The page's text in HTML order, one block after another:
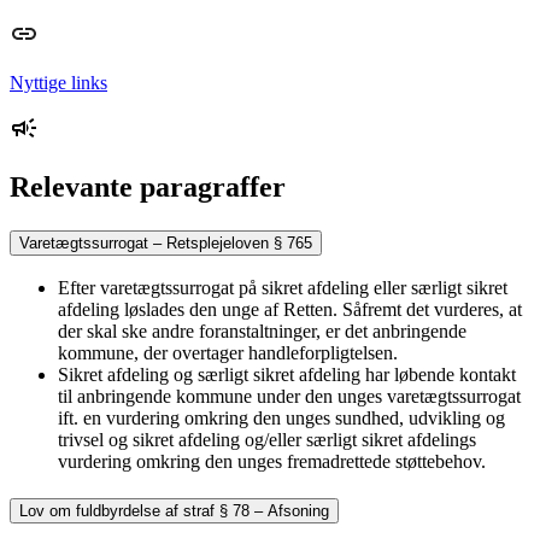
Nyttige links
Relevante paragraffer
Varetægtssurrogat – Retsplejeloven § 765
Efter varetægtssurrogat på sikret afdeling eller særligt sikret
afdeling løslades den unge af Retten. Såfremt det vurderes, at
der skal ske andre foranstaltninger, er det anbringende
kommune, der overtager handleforpligtelsen.
Sikret afdeling og særligt sikret afdeling har løbende kontakt
til anbringende kommune under den unges varetægtssurrogat
ift. en vurdering omkring den unges sundhed, udvikling og
trivsel og sikret afdeling og/eller særligt sikret afdelings
vurdering omkring den unges fremadrettede støttebehov.
Lov om fuldbyrdelse af straf § 78 – Afsoning